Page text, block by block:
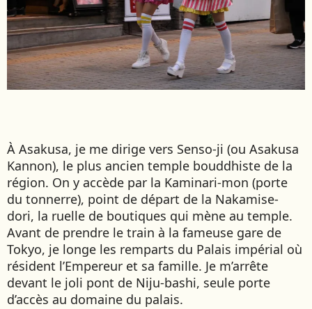
À Asakusa, je me dirige vers Senso-ji (ou Asakusa
Kannon), le plus ancien temple bouddhiste de la
région. On y accède par la Kaminari-mon (porte
du tonnerre), point de départ de la Nakamise-
dori, la ruelle de boutiques qui mène au temple.
Avant de prendre le train à la fameuse gare de
Tokyo, je longe les remparts du Palais impérial où
résident l’Empereur et sa famille. Je m’arrête
devant le joli pont de Niju-bashi, seule porte
d’accès au domaine du palais.